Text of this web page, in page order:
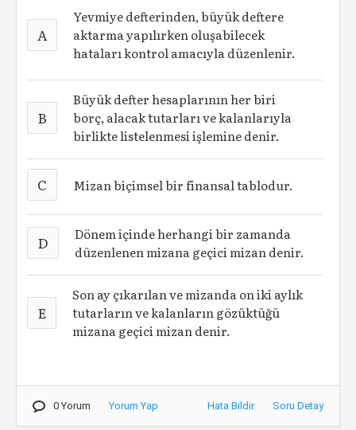
A
Yevmiye defterinden, büyük deftere
aktarma yapılırken oluşabilecek
hataları kontrol amacıyla düzenlenir.
B
Büyük defter hesaplarının her biri
borç, alacak tutarları ve kalanlarıyla
birlikte listelenmesi işlemine denir.
C Mizan biçimsel bir finansal tablodur.
D
Dönem içinde herhangi bir zamanda
düzenlenen mizana geçici mizan denir.
E
Son ay çıkarılan ve mizanda on iki aylık
tutarların ve kalanların gözüktüğü
mizana geçici mizan denir.
0 Yorum Yorum Yap Hata Bildir Soru Detay